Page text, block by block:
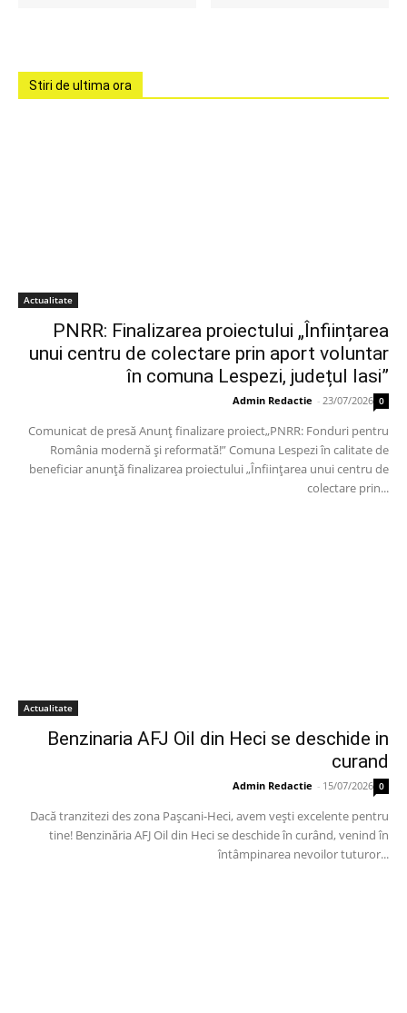
Stiri de ultima ora
Actualitate
PNRR: Finalizarea proiectului „Înființarea
unui centru de colectare prin aport voluntar
în comuna Lespezi, județul Iasi”
Admin Redactie - 23/07/2026 0
Comunicat de presă Anunț finalizare proiect„PNRR: Fonduri pentru
România modernă și reformată!” Comuna Lespezi în calitate de
beneficiar anunță finalizarea proiectului „Înființarea unui centru de
colectare prin...
Actualitate
Benzinaria AFJ Oil din Heci se deschide in
curand
Admin Redactie - 15/07/2026 0
Dacă tranzitezi des zona Pașcani-Heci, avem vești excelente pentru
tine! Benzinăria AFJ Oil din Heci se deschide în curând, venind în
întâmpinarea nevoilor tuturor...